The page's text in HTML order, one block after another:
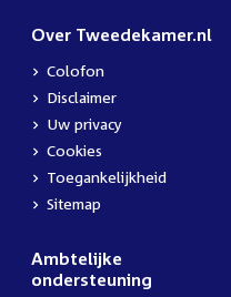
Over Tweedekamer.nl
Colofon
Disclaimer
Uw privacy
Cookies
Toegankelijkheid
Sitemap
Ambtelijke
ondersteuning